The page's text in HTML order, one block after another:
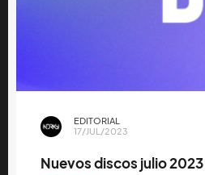
EDITORIAL
17/JUL/2023
Nuevos discos julio 2023